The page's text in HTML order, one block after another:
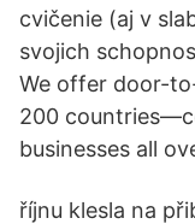
cvičenie (aj v
svojich
We offer door-
200
businesses all
říjnu klesla na